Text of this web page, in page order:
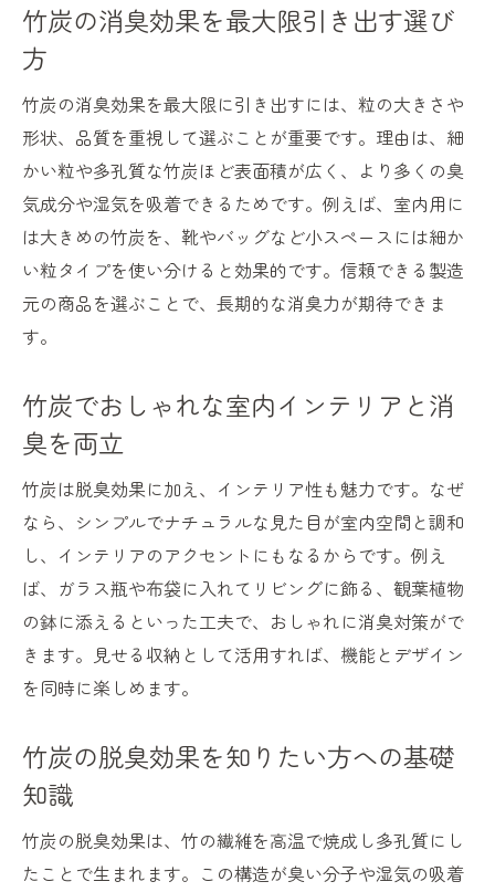
消臭竹炭の復活方法は本当に簡単なのか検
竹炭の消臭効果を維持するお手入れ習慣
手間なく竹炭の消臭力を維持するコツとは
竹炭の消臭力を手軽に保つ日常ケア術
竹炭のメンテナンスを時短で行う方法
竹炭の脱臭効果を長く維持するポイント
忙しい人向けの簡単竹炭ケアのすすめ
本
効果が薄れた竹炭の見極めと再利用アイデア
竹炭の消臭効果が落ちたサインの見分け方
役目を終えた竹炭の再利用アイデア集
竹炭の脱臭力が薄れた時の対処法とは
再利用できる竹炭の使い道と注意点
土壌還元など竹炭再利用のおすすめ方法
竹炭の消臭効果がなくなった後の活用術
快適空間を実現する竹炭脱臭の総まとめ
竹炭で快適空間を叶える脱臭テクニック総
括
まとめ
竹炭消臭の効果的な活用法を振り返る
竹炭の消臭効果を最大限引き出す選び
方
竹炭の消臭効果を最大限に引き出すには、粒の大きさや
形状、品質を重視して選ぶことが重要です。理由は、細
かい粒や多孔質な竹炭ほど表面積が広く、より多くの臭
気成分や湿気を吸着できるためです。例えば、室内用に
は大きめの竹炭を、靴やバッグなど小スペースには細か
い粒タイプを使い分けると効果的です。信頼できる製造
元の商品を選ぶことで、長期的な消臭力が期待できま
す。
竹炭でおしゃれな室内インテリアと消
臭を両立
竹炭は脱臭効果に加え、インテリア性も魅力です。なぜ
なら、シンプルでナチュラルな見た目が室内空間と調和
し、インテリアのアクセントにもなるからです。例え
ば、ガラス瓶や布袋に入れてリビングに飾る、観葉植物
の鉢に添えるといった工夫で、おしゃれに消臭対策がで
きます。見せる収納として活用すれば、機能とデザイン
を同時に楽しめます。
竹炭の脱臭効果を知りたい方への基礎
知識
竹炭の脱臭効果は、竹の繊維を高温で焼成し多孔質にし
たことで生まれます。この構造が臭い分子や湿気の吸着